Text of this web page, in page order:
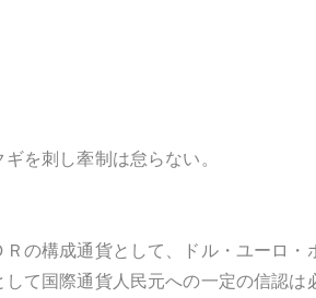
を刺し牽制は怠らない。
の構成通貨として、ドル・ユーロ・
て国際通貨人民元への一定の信認は